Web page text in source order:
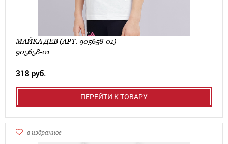
МАЙКА ДЕВ (АРТ. 905658-01)
905658-01
318 руб.
ПЕРЕЙТИ К ТОВАРУ
в избранное